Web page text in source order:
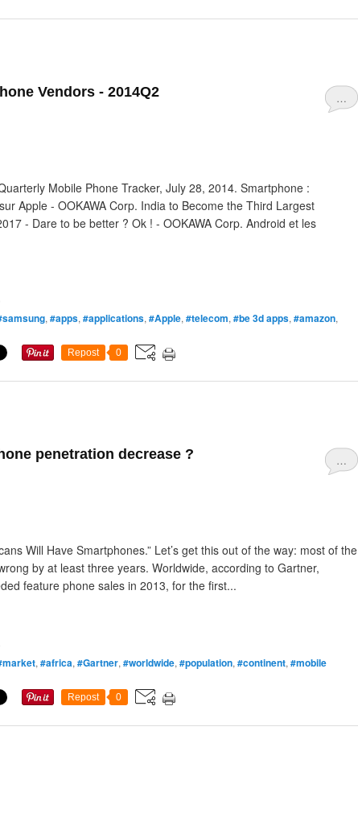
…
Vendors - 2014Q2
Mobile Phone Tracker, July 28, 2014. Smartphone :
Apple - OOKAWA Corp. India to Become the Third Largest
- Dare to be better ? Ok ! - OOKAWA Corp. Android et les
, #apps, #applications, #Apple, #telecom, #be 3d apps, #amazon,
Repost 0
…
penetration decrease ?
Will Have Smartphones.” Let’s get this out of the way: most of the
by at least three years. Worldwide, according to Gartner,
feature phone sales in 2013, for the first...
, #africa, #Gartner, #worldwide, #population, #continent, #mobile
Repost 0